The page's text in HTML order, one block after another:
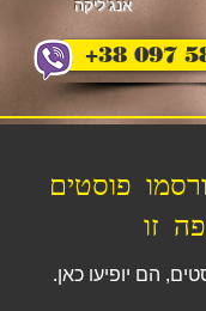
+38 097
אנג'ליקה
פוסטים
זו
הם יופיעו כאן.